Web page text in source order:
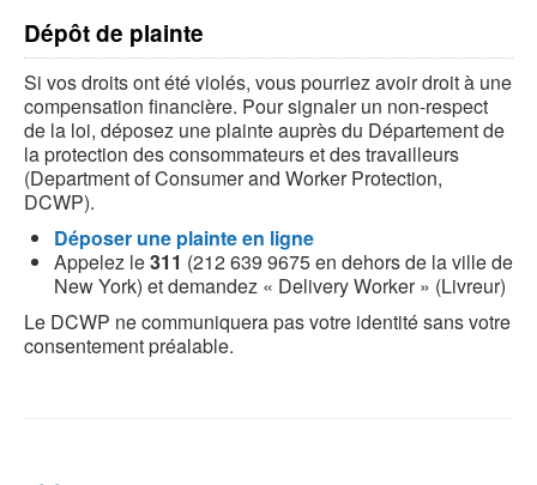
Dépôt de plainte
Si vos droits ont été violés, vous pourriez avoir droit à une
compensation financière. Pour signaler un non-respect
de la loi, déposez une plainte auprès du Département de
la protection des consommateurs et des travailleurs
(Department of Consumer and Worker Protection,
DCWP).
Déposer une plainte en ligne
Appelez le311 (212 639 9675 en dehors de la ville de
New York) et demandez « Delivery Worker » (Livreur)
Le DCWP ne communiquera pas votre identité sans votre
consentement préalable.